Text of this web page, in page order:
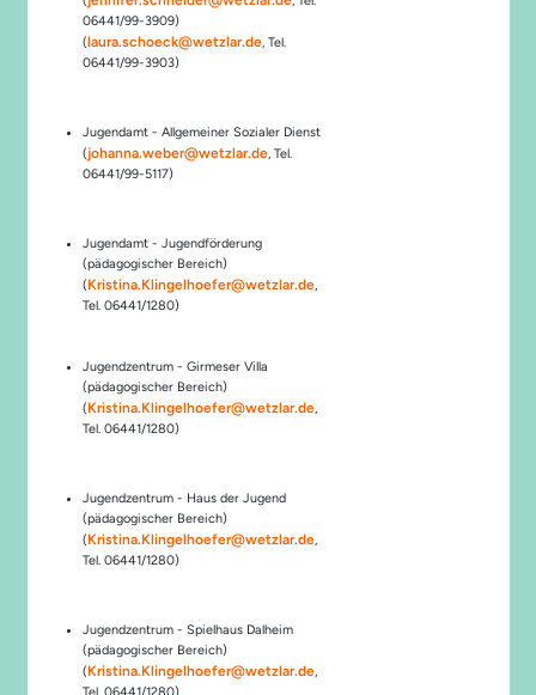
06441/99-3909)
(laura.schoeck@wetzlar.de, Tel.
06441/99-3903)
Jugendamt - Allgemeiner Sozialer Dienst
(johanna.weber@wetzlar.de, Tel.
06441/99-5117)
Jugendamt - Jugendförderung
(pädagogischer Bereich)
(Kristina.Klingelhoefer@wetzlar.de,
Tel. 06441/1280)
Jugendzentrum - Girmeser Villa
(pädagogischer Bereich)
(Kristina.Klingelhoefer@wetzlar.de,
Tel. 06441/1280)
Jugendzentrum - Haus der Jugend
(pädagogischer Bereich)
(Kristina.Klingelhoefer@wetzlar.de,
Tel. 06441/1280)
Jugendzentrum - Spielhaus Dalheim
(pädagogischer Bereich)
(Kristina.Klingelhoefer@wetzlar.de,
Tel. 06441/1280)